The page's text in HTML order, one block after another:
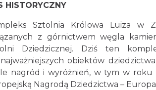
HISTORYCZNY
Sztolnia Królowa Luiza w
z górnictwem węgla
Dziedzicznej. Dziś ten
obiektów
nagród i wyróżnień, w tym w roku
Nagrodą Dziedzictwa –